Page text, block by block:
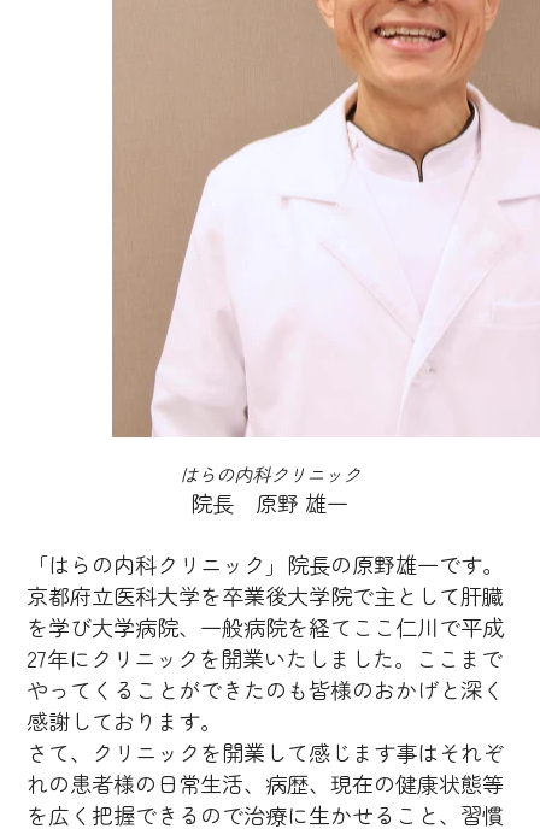
はらの内科クリニック
院長 原野 雄一
「はらの内科クリニック」院長の原野雄一です。
京都府立医科大学を卒業後大学院で主として肝臓
を学び大学病院、一般病院を経てここ仁川で平成
27年にクリニックを開業いたしました。ここまで
やってくることができたのも皆様のおかげと深く
感謝しております。
さて、クリニックを開業して感じます事はそれぞ
れの患者様の日常生活、病歴、現在の健康状態等
を広く把握できるので治療に生かせること、習慣